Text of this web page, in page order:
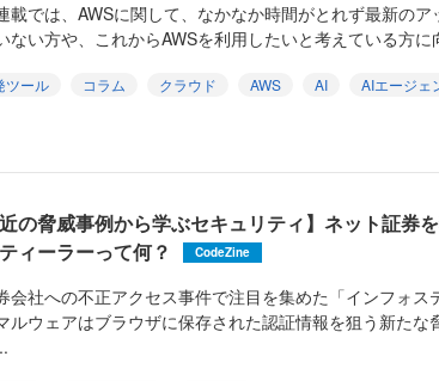
載では、AWSに関して、なかなか時間がとれず最新のア
ない方や、これからAWSを利用したいと考えている方に
ツール コラム クラウド AWS AI
AIエージェ
近の脅威事例から学ぶセキュリティ】ネット証券
ィーラーって何？
CodeZine
会社への不正アクセス事件で注目を集めた「インフォス
ルウェアはブラウザに保存された認証情報を狙う新たな